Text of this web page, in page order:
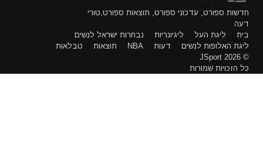
חדשות ספורט, עדכוני ספורט, תוצאות ספורט,טורי
דעה
בית
ליגת העל ליגיונריות
נבחרות ישראל לנשים
ליגת האלופות לנשים
דעות NBA תוצאות
טבלאות
© 2026 JSport
כל הזכויות שמורות